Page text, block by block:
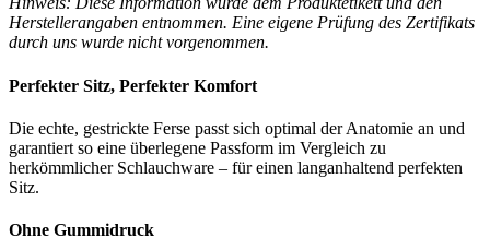
Herstellerangaben entnommen. Eine eigene Prüfung des Zertifikats
durch uns wurde nicht vorgenommen.
Perfekter Sitz, Perfekter Komfort
Die echte, gestrickte Ferse passt sich optimal der Anatomie an und
garantiert so eine überlegene Passform im Vergleich zu
herkömmlicher Schlauchware – für einen langanhaltend perfekten
Sitz.
Ohne Gummidruck